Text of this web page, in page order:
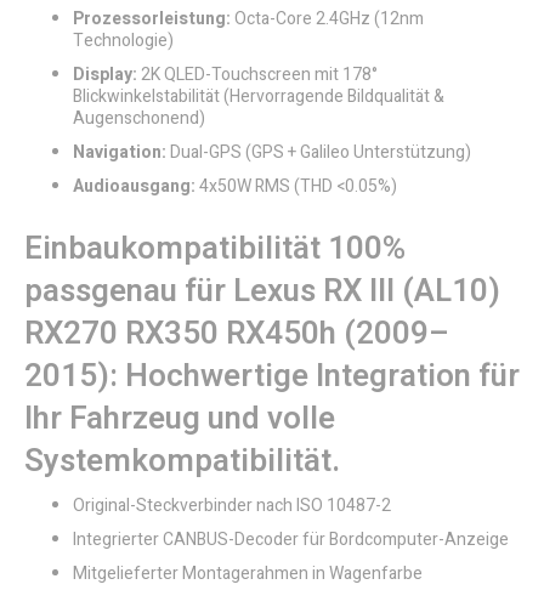
Prozessorleistung:Octa-Core 2.4GHz (12nm
Technologie)
Display:2K QLED-Touchscreen mit 178°
Blickwinkelstabilität (Hervorragende Bildqualität &
Augenschonend)
Navigation:Dual-GPS (GPS + Galileo Unterstützung)
Audioausgang:4x50W RMS (THD <0.05%)
Einbaukompatibilität‌ 100%
passgenau für Lexus RX III (AL10)
RX270 RX350 RX450h (2009–
2015): Hochwertige Integration für
Ihr Fahrzeug und volle
Systemkompatibilität.
Original-Steckverbinder nach ISO 10487-2
Integrierter CANBUS-Decoder für Bordcomputer-Anzeige
Mitgelieferter Montagerahmen in Wagenfarbe